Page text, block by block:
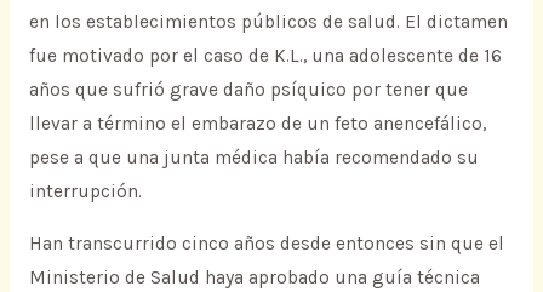
en los establecimientos públicos de salud. El dictamen
fue motivado por el caso de K.L., una adolescente de 16
años que sufrió grave daño psíquico por tener que
llevar a término el embarazo de un feto anencefálico,
pese a que una junta médica había recomendado su
interrupción.
Han transcurrido cinco años desde entonces sin que el
Ministerio de Salud haya aprobado una guía técnica